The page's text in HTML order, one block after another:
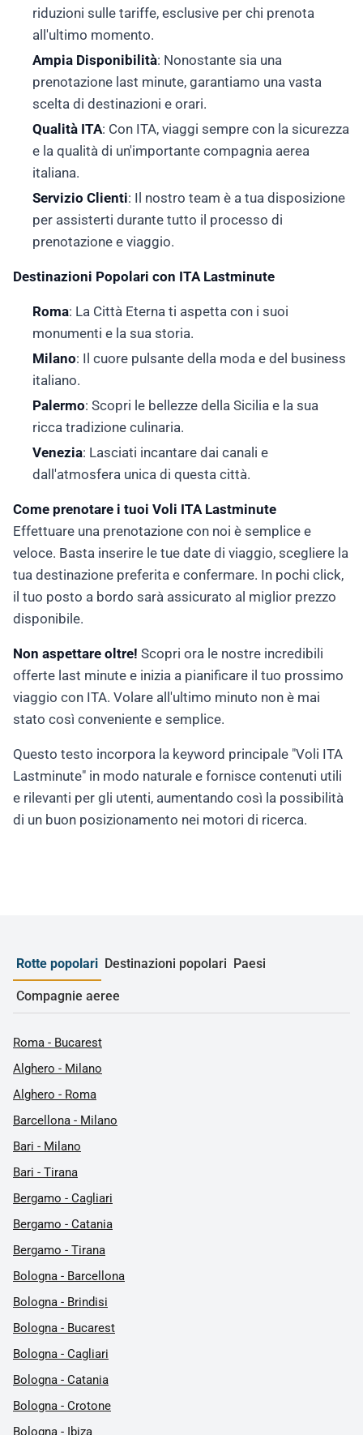
riduzioni sulle tariffe, esclusive per chi prenota
all'ultimo momento.
Ampia Disponibilità: Nonostante sia una
prenotazione last minute, garantiamo una vasta
scelta di destinazioni e orari.
Qualità ITA: Con ITA, viaggi sempre con la sicurezza
e la qualità di un'importante compagnia aerea
italiana.
Servizio Clienti: Il nostro team è a tua disposizione
per assisterti durante tutto il processo di
prenotazione e viaggio.
Destinazioni Popolari con ITA Lastminute
Roma: La Città Eterna ti aspetta con i suoi
monumenti e la sua storia.
Milano: Il cuore pulsante della moda e del business
italiano.
Palermo: Scopri le bellezze della Sicilia e la sua
ricca tradizione culinaria.
Venezia: Lasciati incantare dai canali e
dall'atmosfera unica di questa città.
Come prenotare i tuoi Voli ITA Lastminute
Effettuare una prenotazione con noi è semplice e
veloce. Basta inserire le tue date di viaggio, scegliere la
tua destinazione preferita e confermare. In pochi click,
il tuo posto a bordo sarà assicurato al miglior prezzo
disponibile.
Non aspettare oltre! Scopri ora le nostre incredibili
offerte last minute e inizia a pianificare il tuo prossimo
viaggio con ITA. Volare all'ultimo minuto non è mai
stato così conveniente e semplice.
Questo testo incorpora la keyword principale "Voli ITA
Lastminute" in modo naturale e fornisce contenuti utili
e rilevanti per gli utenti, aumentando così la possibilità
di un buon posizionamento nei motori di ricerca.
Rotte popolari Destinazioni popolari Paesi
Compagnie aeree
Roma - Bucarest
Alghero - Milano
Alghero - Roma
Barcellona - Milano
Bari - Milano
Bari - Tirana
Bergamo - Cagliari
Bergamo - Catania
Bergamo - Tirana
Bologna - Barcellona
Bologna - Brindisi
Bologna - Bucarest
Bologna - Cagliari
Bologna - Catania
Bologna - Crotone
Bologna - Ibiza